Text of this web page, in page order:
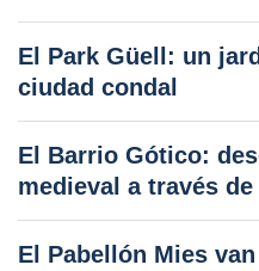
El Park Güell: un
ciudad condal
El Barrio Gótico:
medieval a través
El Pabellón Mies